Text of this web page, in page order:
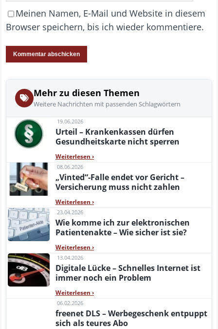
Meinen Namen, E-Mail und Website in diesem
Browser speichern, bis ich wieder kommentiere.
Mehr zu diesen Themen
Weitere Nachrichten mit passenden Schlagwörtern
19.06.2026
Urteil – Krankenkassen dürfen
Gesundheitskarte nicht sperren
Weiterlesen ›
08.06.2026
„Vinted“-Falle endet vor Gericht –
Versicherung muss nicht zahlen
Weiterlesen ›
23.04.2026
Wie komme ich zur elektronischen
Patientenakte – Wie sicher ist sie?
Weiterlesen ›
13.04.2026
Digitale Lücke – Schnelles Internet ist
immer noch ein Problem
Weiterlesen ›
06.02.2026
freenet DLS – Werbegeschenk entpuppt
sich als teures Abo